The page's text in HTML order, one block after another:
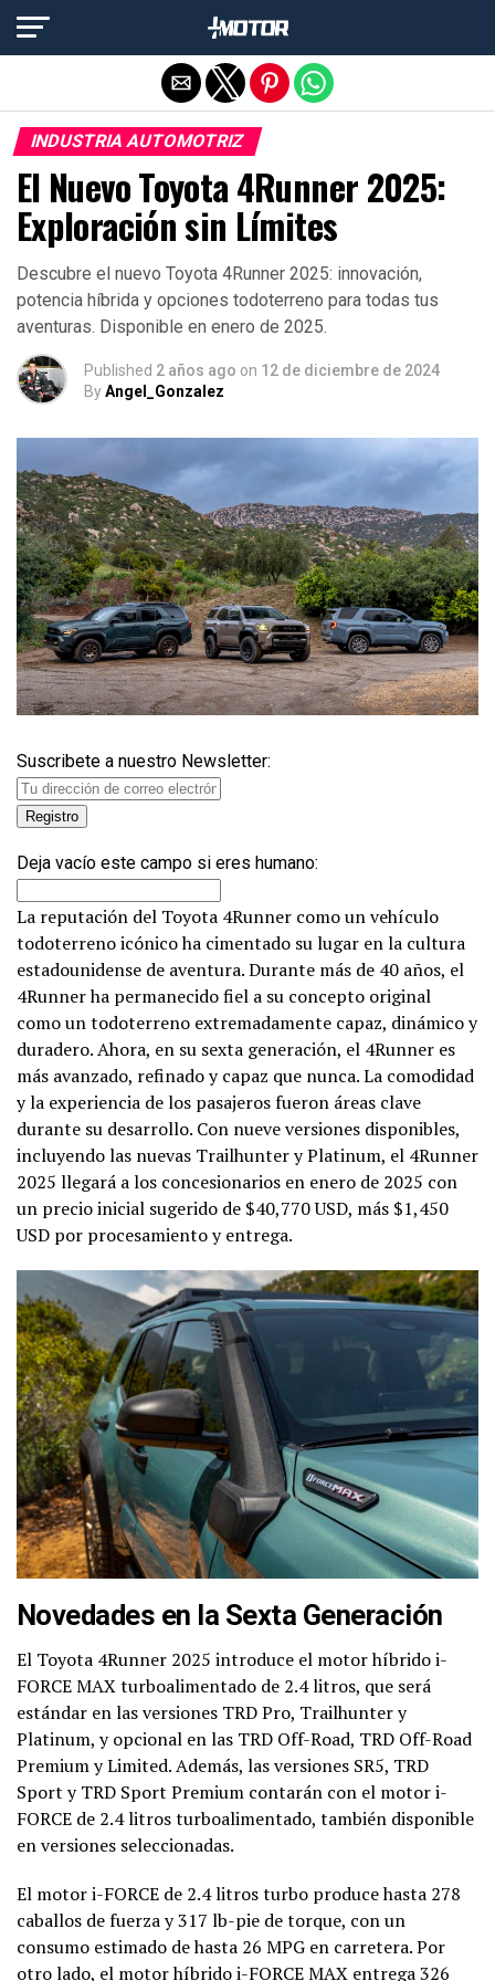
INDUSTRIA AUTOMOTRIZ
El Nuevo Toyota 4Runner 2025:
Exploración sin Límites
Descubre el nuevo Toyota 4Runner 2025: innovación,
potencia híbrida y opciones todoterreno para todas tus
aventuras. Disponible en enero de 2025.
Published 2 años ago on 12 de diciembre de 2024
ByAngel_Gonzalez
Suscribete a nuestro Newsletter:
Deja vacío este campo si eres humano:
La reputación del Toyota 4Runner como un vehículo
todoterreno icónico ha cimentado su lugar en la cultura
estadounidense de aventura. Durante más de 40 años, el
4Runner ha permanecido fiel a su concepto original
como un todoterreno extremadamente capaz, dinámico y
duradero. Ahora, en su sexta generación, el 4Runner es
más avanzado, refinado y capaz que nunca. La comodidad
y la experiencia de los pasajeros fueron áreas clave
durante su desarrollo. Con nueve versiones disponibles,
incluyendo las nuevas Trailhunter y Platinum, el 4Runner
2025 llegará a los concesionarios en enero de 2025 con
un precio inicial sugerido de $40,770 USD, más $1,450
USD por procesamiento y entrega.
Novedades en la Sexta Generación
El Toyota 4Runner 2025 introduce el motor híbrido i-
FORCE MAX turboalimentado de 2.4 litros, que será
estándar en las versiones TRD Pro, Trailhunter y
Platinum, y opcional en las TRD Off-Road, TRD Off-Road
Premium y Limited. Además, las versiones SR5, TRD
Sport y TRD Sport Premium contarán con el motor i-
FORCE de 2.4 litros turboalimentado, también disponible
en versiones seleccionadas.
El motor i-FORCE de 2.4 litros turbo produce hasta 278
caballos de fuerza y 317 lb-pie de torque, con un
consumo estimado de hasta 26 MPG en carretera. Por
otro lado, el motor híbrido i-FORCE MAX entrega 326
Salir de la versión móvil